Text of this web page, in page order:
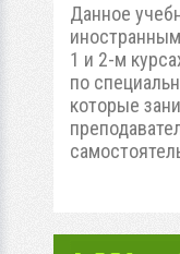
Данное
1 и 2-м
по
которые